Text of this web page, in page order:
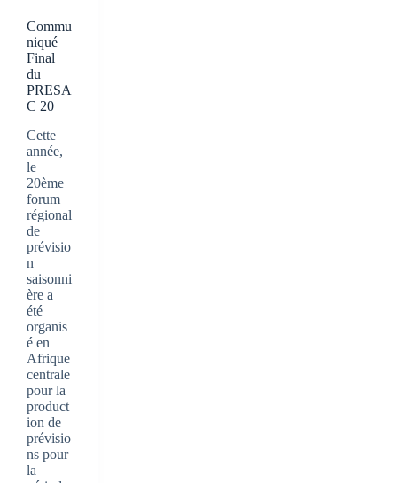
Commu
niqué
Final
du
PRESA
C 20
Cette
année,
le
20ème
forum
régional
de
prévisio
n
saisonni
ère a
été
organis
é en
Afrique
centrale
pour la
product
ion de
prévisio
ns pour
la